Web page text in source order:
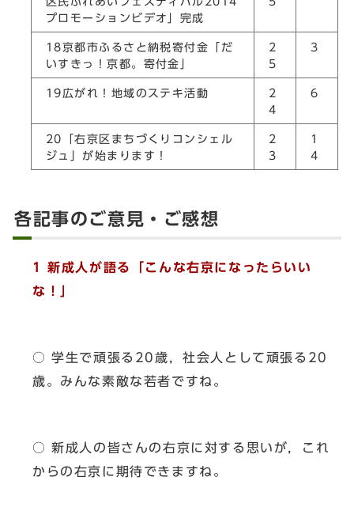
プロモーションビデオ」完成
18京都市ふるさと納税寄付金「だ
いすきっ！京都。寄付金」
2
5
3
19広がれ！地域のステキ活動
2
4
6
20「右京区まちづくりコンシェル
ジュ」が始まります！
2
3
1
4
各記事のご意見・ご感想
1 新成人が語る「こんな右京になったらいい
な！」
○ 学生で頑張る20歳，社会人として頑張る20
歳。みんな素敵な若者ですね。
○ 新成人の皆さんの右京に対する思いが，これ
からの右京に期待できますね。